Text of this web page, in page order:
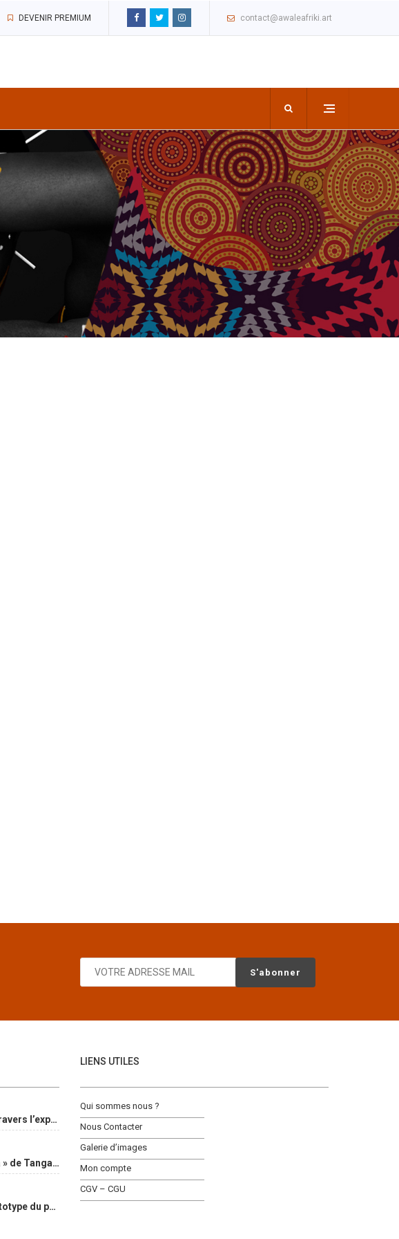
DEVENIR PREMIUM contact@awaleafriki.art
Explorer le vestibule malien à travers l’exposition « Maaya Bulon »
L’exposition « Zafimaniry doria » de TangalaMamy honore la mémoire d’un peuple malgache
TIFF 2025/ « Christy » ou le prototype du parcours initiatique
LIENS UTILES
Qui sommes nous ?
Nous Contacter
Galerie d’images
Mon compte
CGV – CGU